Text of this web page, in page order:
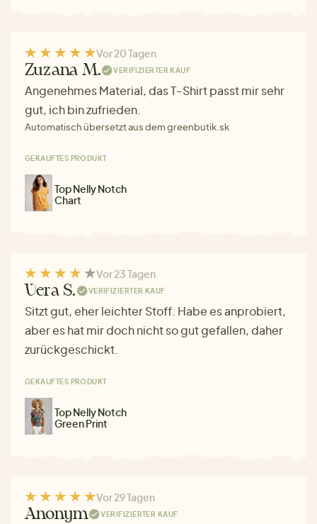
Vor 20 Tagen
Zuzana M. VERIFIZIERTER KAUF
Angenehmes Material, das T-Shirt passt mir sehr
gut, ich bin zufrieden.
Automatisch übersetzt aus dem greenbutik.sk
GEKAUFTES PRODUKT
Top Nelly Notch
Chart
Vor 23 Tagen
Vera S. VERIFIZIERTER KAUF
Sitzt gut, eher leichter Stoff. Habe es anprobiert,
aber es hat mir doch nicht so gut gefallen, daher
zurückgeschickt.
GEKAUFTES PRODUKT
Top Nelly Notch
Green Print
Vor 29 Tagen
Anonym VERIFIZIERTER KAUF